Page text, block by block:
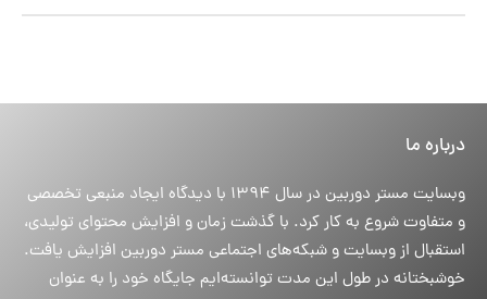
درباره ما
وبسایت مستر دوربین در سال ۱۳۹۴ با دیدگاه ایجاد منبعی تخصصی
و متفاوت شروع به کار کرد. با گذشت زمان و افزایش محتوای تولیدی،
استقبال از وبسایت و شبکه‌های اجتماعی مستر دوربین افزایش یافت.
خوشبختانه در طول این مدت توانسته‌ایم جایگاه خود را به عنوان